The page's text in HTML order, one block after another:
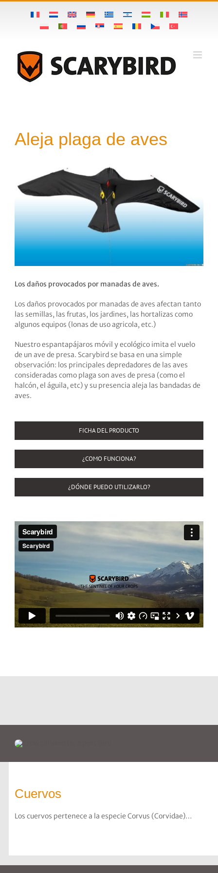
Skip
Aleja plaga de aves
Los daños provocados por manadas de aves.
Los daños provocados por manadas de aves afectan tanto
las semillas, las frutas, los jardines, las hortalizas como
algunos equipos (lonas de uso agricola, etc.)
Nuestro espantapájaros móvil y ecológico imita el vuelo
de un ave de presa. Scarybird se basa en una simple
observación: los principales depredadores de las aves
consideradas como plaga son aves de presa (como el
halcón, el águila, etc) y su presencia aleja las bandadas de
aves.
FICHA DEL PRODUCTO
¿COMO FUNCIONA?
¿DÓNDE PUEDO UTILIZARLO?
Cuervos
Los cuervos pertenece a la especie Corvus (Corvidae)…